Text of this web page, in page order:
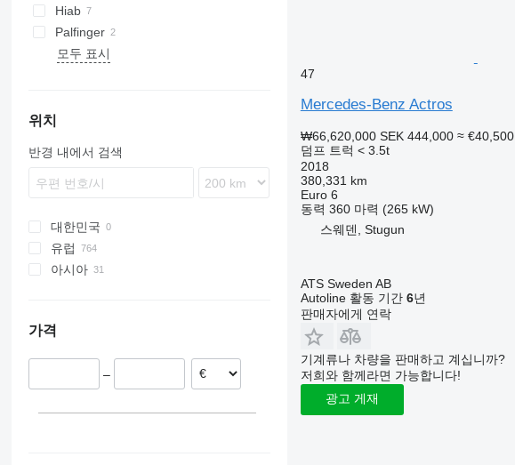
Hiab
Palfinger
모두 표시
위치
반경 내에서 검색
대한민국
유럽
폴란드
이탈리아
아시아
가격
–
47
Mercedes-Benz Actros
₩66,620,000 SEK 444,000 ≈ €40,500
덤프 트럭 < 3.5t
2018
380,331 km
Euro 6
동력 360 마력 (265 kW)
스웨덴, Stugun
ATS Sweden AB
Autoline 활동 기간 6년
판매자에게 연락
기계류나 차량을 판매하고 계십니까?
저희와 함께라면 가능합니다!
광고 게재